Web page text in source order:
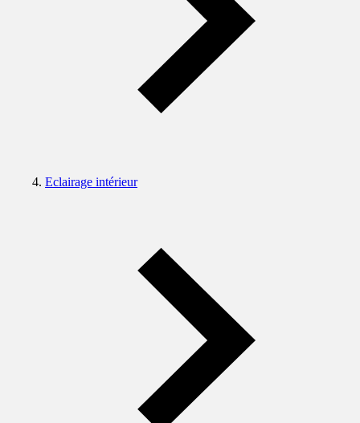
Eclairage intérieur